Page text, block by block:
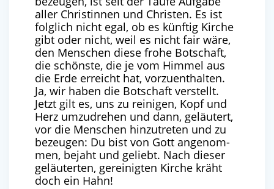
aller Chris­tin­nen und Chris­ten. Es ist
folg­lich nicht egal, ob es künf­tig Kir­che
gibt oder nicht, weil es nicht fair wäre,
den Men­schen die­se fro­he Bot­schaft,
die schöns­te, die je vom Him­mel aus
die Erde erreicht hat, vor­zu­ent­hal­ten.
Ja, wir haben die Bot­schaft ver­stellt.
Jetzt gilt es, uns zu rei­ni­gen, Kopf und
Herz umzu­dre­hen und dann, geläu­tert,
vor die Men­schen hin­zu­tre­ten und zu
bezeu­gen: Du bist von Gott ange­nom­
men, bejaht und geliebt. Nach die­ser
geläu­ter­ten, gerei­nig­ten Kir­che kräht
doch ein Hahn!